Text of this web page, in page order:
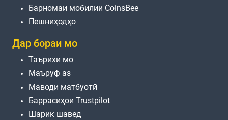
Барномаи мобилии CoinsBee
Пешниҳодҳо
Дар бораи мо
Таърихи мо
Маъруф аз
Маводи матбуотӣ
Баррасиҳои Trustpilot
Шарик шавед